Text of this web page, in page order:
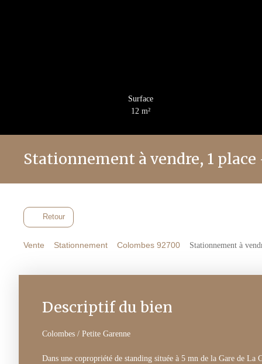
Surface
12 m²
Stationnement à vendre, 1 place
Retour
Vente Stationnement Colombes 92700 Stationnement à
Descriptif du bien
Colombes / Petite Garenne
Dans une copropriété de standing située à 5 mn de la Gare de La